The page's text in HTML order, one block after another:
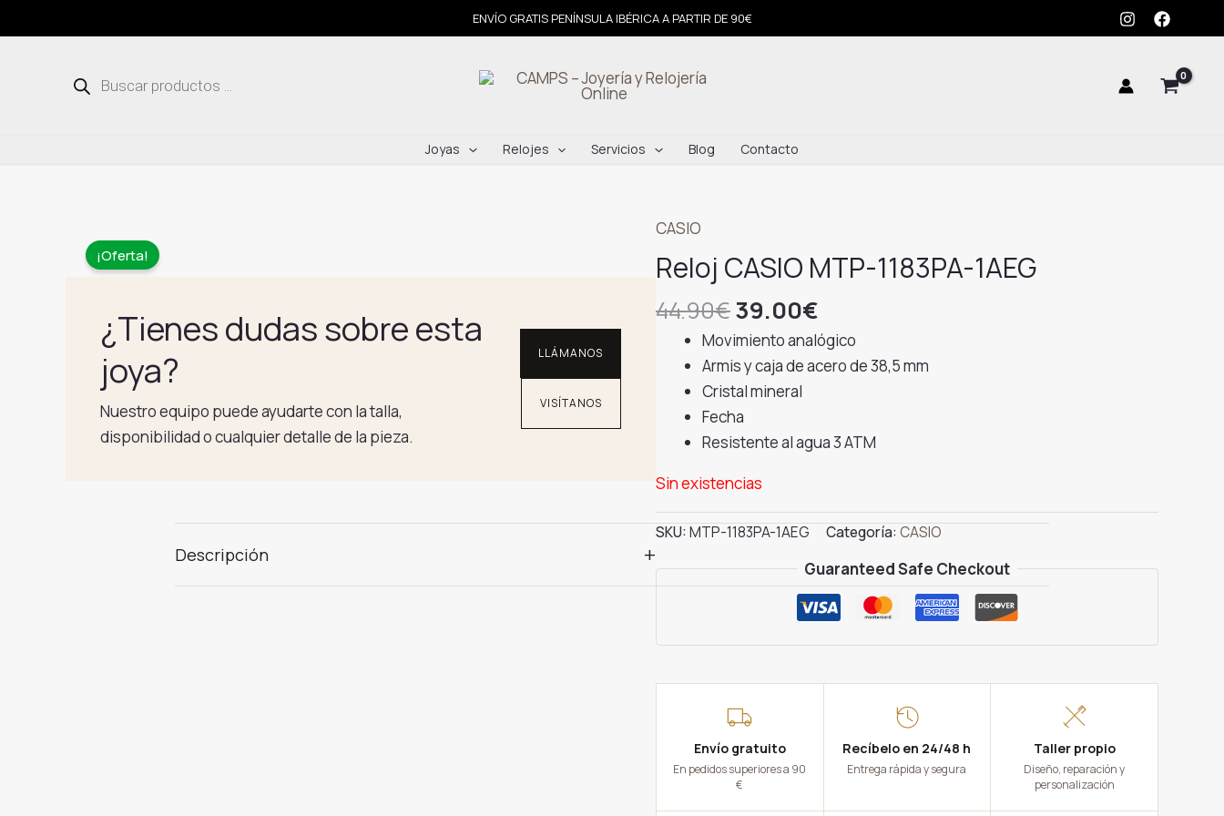
al
ENVÍO GRATIS PENÍNSULA IBÉRICA A PARTIR DE 90€
productos
Joyas Relojes Servicios Blog Contacto
¡Oferta!
CASIO
Reloj CASIO MTP-1183PA-1AEG
44.90€El
precio
original
era:
44.90€.
39.00€
precio
actual
Movimiento analógico
Armis y caja de acero de 38,5 mm
Cristal mineral
Fecha
Resistente al agua 3 ATM
Sin existencias
SKU:MTP-1183PA-1AEG Categoría:CASIO
Guaranteed Safe Checkout
Envío gratuito
En pedidos superiores a 90
€
Recíbelo en 24/48 h
Entrega rápida y segura
Taller propio
Diseño, reparación y
personalización
¿Tienes dudas sobre esta
joya?
Nuestro equipo puede ayudarte con la talla,
disponibilidad o cualquier detalle de la pieza.
LLÁMANOS
VISÍTANOS
Descripción +